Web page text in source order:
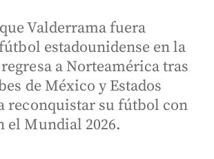
Valderrama fuera
estadounidense en la
a Norteamérica tras
de México y Estados
reconquistar su fútbol con
el Mundial 2026.